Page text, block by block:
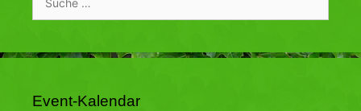
nach:
Event-Kalendar